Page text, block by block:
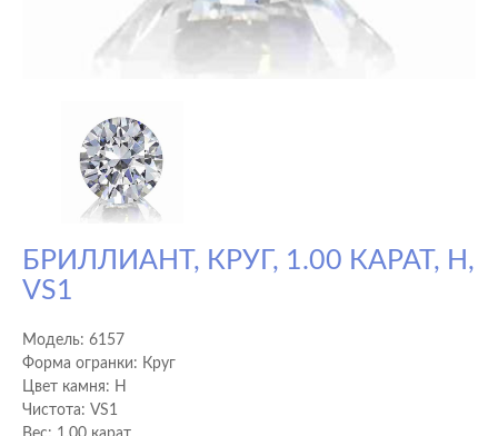
БРИЛЛИАНТ, КРУГ, 1.00 КАРАТ, H,
VS1
Модель: 6157
Форма огранки: Круг
Цвет камня: H
Чистота: VS1